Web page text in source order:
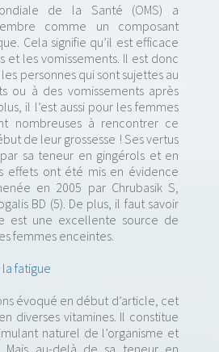
de la Santé (OMS) a
comme un composant
Cela signifie qu’il est efficace
et les vomissements. Il est donc
personnes qui sont sujettes au
ou à des vomissements après
il l’est aussi pour les femmes
nombreuses à rencontrer ce
de leur grossesse ! Ses vertus
sa teneur en gingérols et en
effets ont été mis en évidence
en 2005 par Chrubasik S,
BD (5). De plus, il faut savoir
est une excellente source de
femmes enceintes.
fatigue
évoqué en début d’article, cet
diverses vitamines. Il constitue
naturel de l’organisme et
Mais au-delà de sa teneur en